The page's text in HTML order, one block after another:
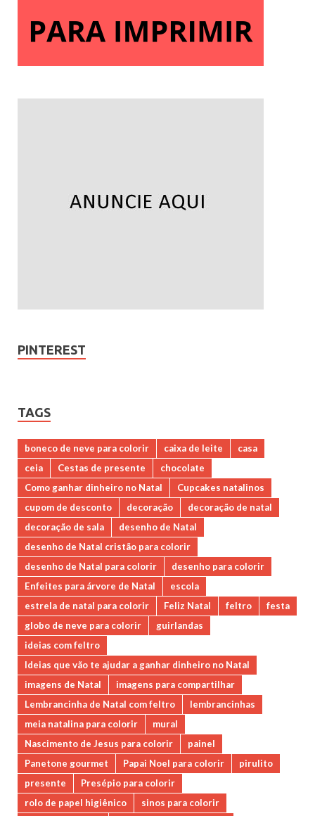
PINTEREST
TAGS
boneco de neve para colorir caixa de leite
casa
ceia
Cestas de presente
chocolate
Como ganhar dinheiro no Natal
Cupcakes natalinos
cupom de desconto
decoração
decoração de natal
decoração de sala
desenho de Natal
desenho de Natal cristão para colorir
desenho de Natal para colorir
desenho para colorir
Enfeites para árvore de Natal
escola
estrela de natal para colorir
Feliz Natal feltro
festa
globo de neve para colorir
guirlandas
ideias com feltro
Ideias que vão te ajudar a ganhar dinheiro no Natal
imagens de Natal
imagens para compartilhar
Lembrancinha de Natal com feltro
lembrancinhas
meia natalina para colorir
mural
Nascimento de Jesus para colorir
painel
Panetone gourmet
Papai Noel para colorir
pirulito
presente
Presépio para colorir
rolo de papel higiênico
sinos para colorir